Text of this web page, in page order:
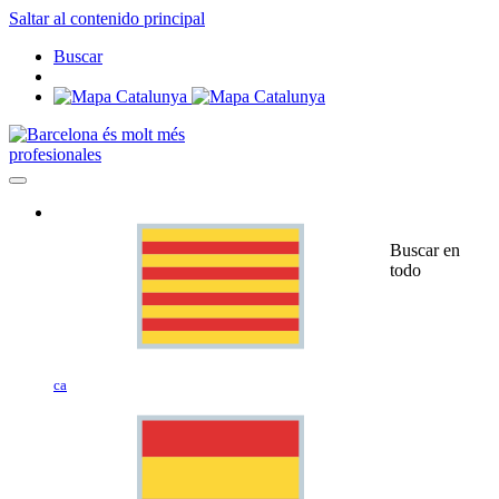
Saltar al contenido principal
Buscar
profesionales
ca
Buscar en
todo